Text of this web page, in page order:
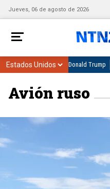
Jueves, 06 de agosto de 2026
Donald Trump
Avión ruso